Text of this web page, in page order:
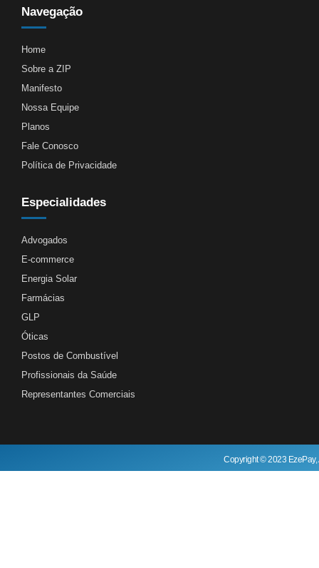
Navegação
Home
Sobre a ZIP
Manifesto
Nossa Equipe
Planos
Fale Conosco
Política de Privacidade
Especialidades
Advogados
E-commerce
Energia Solar
Farmácias
GLP
Óticas
Postos de Combustível
Profissionais da Saúde
Representantes Comerciais
Copyright © 2023